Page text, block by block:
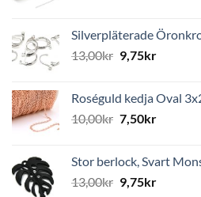
Silverpläterade
13,00kr 9,75kr
Roséguld kedja Oval
10,00kr 7,50kr
Stor berlock, Svart
13,00kr 9,75kr